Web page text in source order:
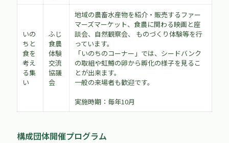
いの
ちと
食を
考え
る集
い
ふじ
食農
体験
交流
協議
会
地域の農畜水産物を紹介・販売するファー
マーズマーケット、食農に関わる映画と座
談会、自然観察会、 ものづくり体験等を行
っています。
「いのちのコーナー」では、シードバンク
の取組や虹鱒の卵から孵化の様子を見るこ
とが出来ます。
一般の来場者も歓迎です。
実施時期：毎年10月
構成団体開催プログラム